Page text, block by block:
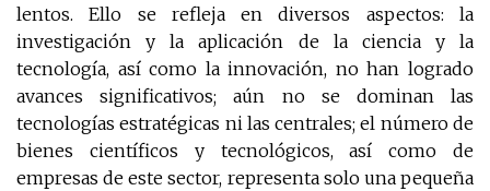
lentos. Ello se refleja en diversos aspectos: la
investigación y la aplicación de la ciencia y la
tecnología, así como la innovación, no han logrado
avances significativos; aún no se dominan las
tecnologías estratégicas ni las centrales; el número de
bienes científicos y tecnológicos, así como de
empresas de este sector, representa solo una pequeña